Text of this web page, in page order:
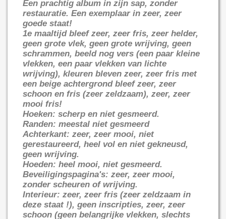
Een prachtig album in zijn sap, zonder
restauratie. Een exemplaar in zeer, zeer
goede staat!
1e maaltijd bleef zeer, zeer fris, zeer helder,
geen grote vlek, geen grote wrijving, geen
schrammen, beeld nog vers (een paar kleine
vlekken, een paar vlekken van lichte
wrijving), kleuren bleven zeer, zeer fris met
een beige achtergrond bleef zeer, zeer
schoon en fris (zeer zeldzaam), zeer, zeer
mooi fris!
Hoeken: scherp en niet gesmeerd.
Randen: meestal niet gesmeerd
Achterkant: zeer, zeer mooi, niet
gerestaureerd, heel vol en niet gekneusd,
geen wrijving.
Hoeden: heel mooi, niet gesmeerd.
Beveiligingspagina's: zeer, zeer mooi,
zonder scheuren of wrijving.
Interieur: zeer, zeer fris (zeer zeldzaam in
deze staat !), geen inscripties, zeer, zeer
schoon (geen belangrijke vlekken, slechts